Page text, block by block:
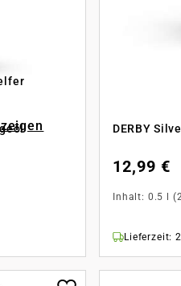
DERBY
12,99 €
Inhalt: 0.5 l
Lieferzeit: